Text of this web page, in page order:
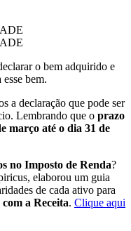
o bem adquirido e
bem.
a declaração que pode ser
Lembrando que o prazo
março até o dia 31 de
no Imposto de Renda?
elaborou um guia
de cada ativo para
a Receita. Clique aqui